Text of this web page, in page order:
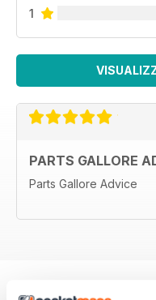
1
PARTS GALLORE
Parts Gallore Advice